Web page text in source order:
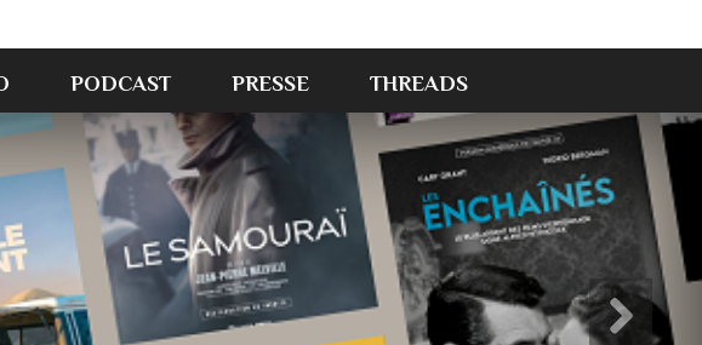
PODCAST PRESSE THREADS